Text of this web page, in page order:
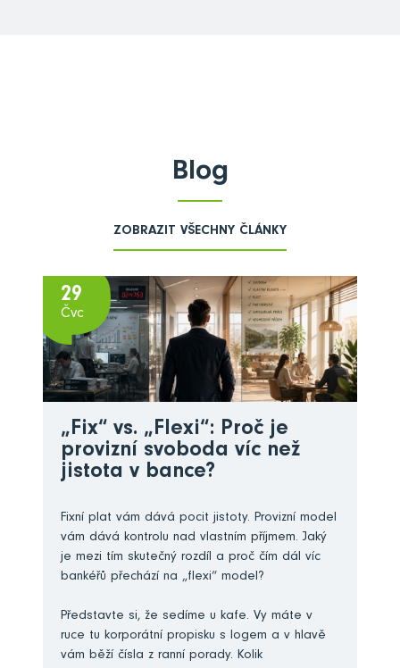
Blog
ZOBRAZIT VŠECHNY ČLÁNKY
29
Čvc
„Fix“ vs. „Flexi“: Proč je
provizní svoboda víc než
jistota v bance?
Fixní plat vám dává pocit jistoty. Provizní model
vám dává kontrolu nad vlastním příjmem. Jaký
je mezi tím skutečný rozdíl a proč čím dál víc
bankéřů přechází na „flexi“ model?
Představte si, že sedíme u kafe. Vy máte v
ruce tu korporátní propisku s logem a v hlavě
vám běží čísla z ranní porady. Kolik